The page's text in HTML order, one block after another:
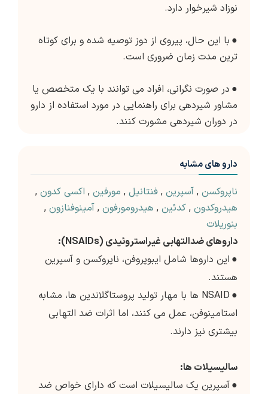
نوزاد شیرخوار دارد.
● با این حال، پیروی از دوز توصیه شده و برای کوتاه
ترین مدت زمان ضروری است.
● در صورت نگرانی، افراد می توانند با یک متخصص یا
مشاور شیردهی برای راهنمایی در مورد استفاده از دارو
در دوران شیردهی مشورت کنند.
دارو های مشابه
ناپروکسن , آسپرین , فنتانیل , مورفین , اکسی کدون ,
هیدروکدون , کدئین , هیدرومورفون , آمینوفنازون ,
بنوریلات
داروهای ضدالتهابی غیراستروئیدی (NSAIDs):
● این داروها شامل ایبوپروفن، ناپروکسن و آسپرین
هستند.
●
NSAID ها با مهار تولید پروستاگلاندین ها، مشابه
استامینوفن، عمل می کنند، اما اثرات ضد التهابی
بیشتری نیز دارند.
سالیسیلات ها:
●آسپرین یک سالیسیلات است که دارای خواص ضد